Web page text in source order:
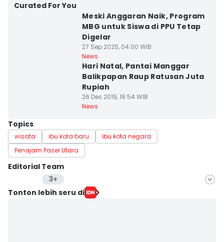
Curated For You
Meski Anggaran Naik, Program
MBG untuk Siswa di PPU Tetap
Digelar
27 Sep 2025, 04:00 WIB
News
Hari Natal, Pantai Manggar
Balikpapan Raup Ratusan Juta
Rupiah
26 Des 2019, 18:54 WIB
News
Topics
wisata ibu kota baru
ibu kota negara
Penajam Paser Utara
Editorial Team
3+
Editor
Tonton lebih seru di